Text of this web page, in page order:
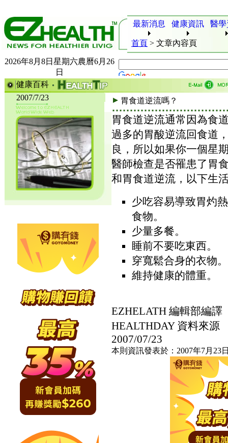
最新消息 健康資訊 醫
首頁 > 文章內容頁
2026年8月8日星期六農曆6月26
日
健康百科
2007/7/23
胃食道逆流嗎？
胃食道逆流通常因為食
過多的胃酸逆流回食道
良，所以如果你一個星
醫師檢查是否罹患了胃
和胃食道逆流，以下生
少吃容易導致胃灼
食物。
少量多餐。
睡前不要吃東西。
穿寬鬆合身的衣物。
維持健康的體重。
EZHELATH 編輯部編譯
HEALTHDAY 資料來源
2007/07/23
本則資訊發表於：2007年7月23